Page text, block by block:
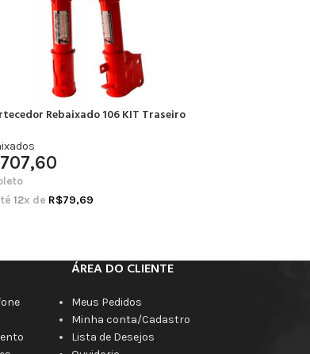
Rebaixado 106 KIT Traseiro
707,60
12x de R$79,69
ÁREA DO CLIENTE
Meus Pedidos
Minha conta/Cadastro
Lista de Desejos